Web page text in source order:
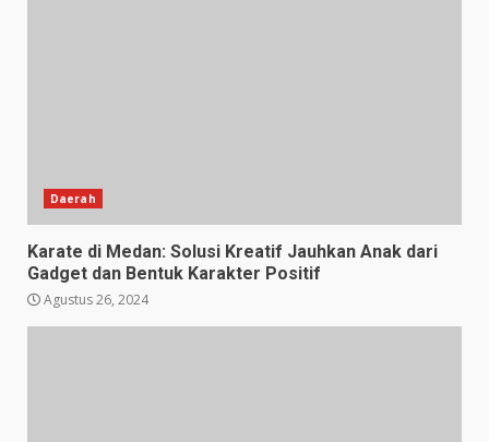
Daerah
Karate di Medan: Solusi Kreatif Jauhkan Anak dari
Gadget dan Bentuk Karakter Positif
Agustus 26, 2024